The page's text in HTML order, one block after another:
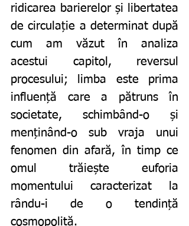
ridicarea barierelor și libertatea
de circulație a determinat după
cum am văzut în analiza
acestui capitol, reversul
procesului; limba este prima
influență care a pătruns în
societate, schimbând-o și
menținând-o sub vraja unui
fenomen din afară, în timp ce
omul trăiește euforia
momentului caracterizat la
rându-i de o tendință
cosmopolită.